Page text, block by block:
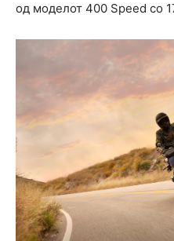
од моделот 400 Speed со